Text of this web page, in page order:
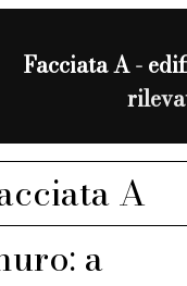
Facciata A -
A
a